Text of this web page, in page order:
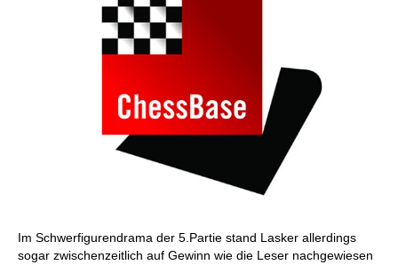
Im Schwerfigurendrama der 5.Partie stand Lasker allerdings
sogar zwischenzeitlich auf Gewinn wie die Leser nachgewiesen